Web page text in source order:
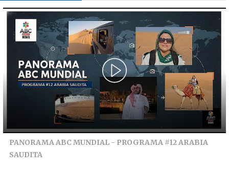
PANORAMA ABC MUNDIAL - PROGRAMA #12 ARABIA
SAUDITA